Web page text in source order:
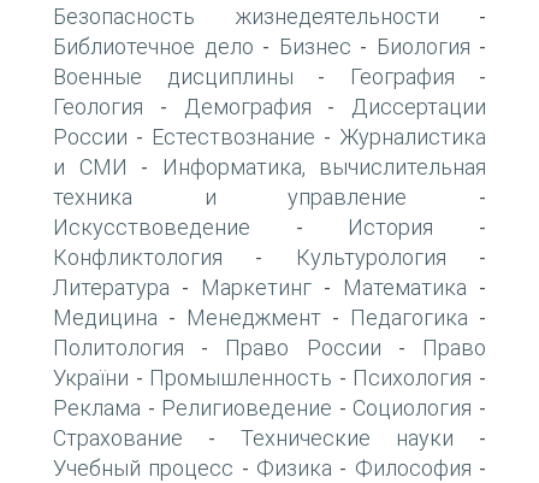
Безопасность жизнедеятельности -
Библиотечное дело - Бизнес - Биология -
Военные дисциплины - География -
Геология - Демография -
Диссертации
России - Естествознание - Журналистика
и СМИ -
Информатика, вычислительная
техника и управление -
Искусствоведение - История -
Конфликтология - Культурология -
Литература - Маркетинг - Математика -
Медицина - Менеджмент - Педагогика -
Политология - Право России -
Право
України - Промышленность - Психология -
Реклама - Религиоведение - Социология -
Страхование - Технические науки -
Учебный процесс - Физика - Философия -